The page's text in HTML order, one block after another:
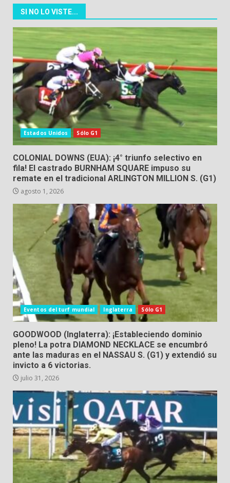
SI NO LO VISTE...
Estados Unidos Sólo G1
COLONIAL DOWNS (EUA): ¡4° triunfo selectivo en
fila! El castrado BURNHAM SQUARE impuso su
remate en el tradicional ARLINGTON MILLION S. (G1)
agosto 1, 2026
Eventos del turf mundial Inglaterra Sólo G1
GOODWOOD (Inglaterra): ¡Estableciendo dominio
pleno! La potra DIAMOND NECKLACE se encumbró
ante las maduras en el NASSAU S. (G1) y extendió su
invicto a 6 victorias.
julio 31, 2026